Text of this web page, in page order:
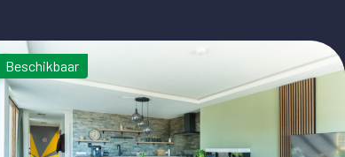
Beschikbaar